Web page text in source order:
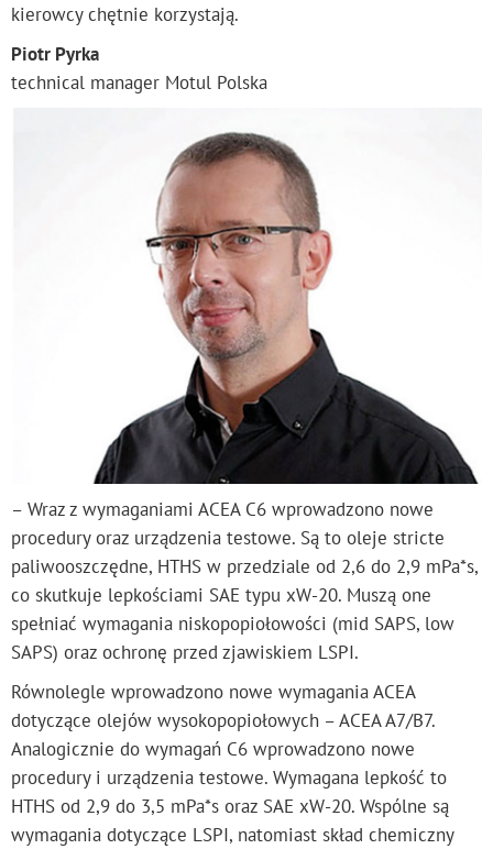
kierowcy chętnie korzystają.
Piotr Pyrka
technical manager Motul Polska
– Wraz z wymaganiami ACEA C6 wprowadzono nowe
procedury oraz urządzenia testowe. Są to oleje stricte
paliwooszczędne, HTHS w przedziale od 2,6 do 2,9 mPa*s,
co skutkuje lepkościami SAE typu xW-20. Muszą one
spełniać wymagania niskopopiołowości (mid SAPS, low
SAPS) oraz ochronę przed zjawiskiem LSPI.
Równolegle wprowadzono nowe wymagania ACEA
dotyczące olejów wysokopopiołowych – ACEA A7/B7.
Analogicznie do wymagań C6 wprowadzono nowe
procedury i urządzenia testowe. Wymagana lepkość to
HTHS od 2,9 do 3,5 mPa*s oraz SAE xW-20. Wspólne są
wymagania dotyczące LSPI, natomiast skład chemiczny